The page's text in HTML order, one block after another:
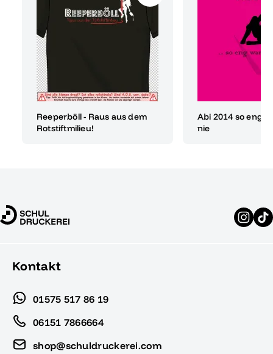
Reeperböll - Raus aus dem
Rotstiftmilieu!
Abi 2014 so eng
nie
Kontakt
01575 517 86 19
06151 7866664
shop@schuldruckerei.com